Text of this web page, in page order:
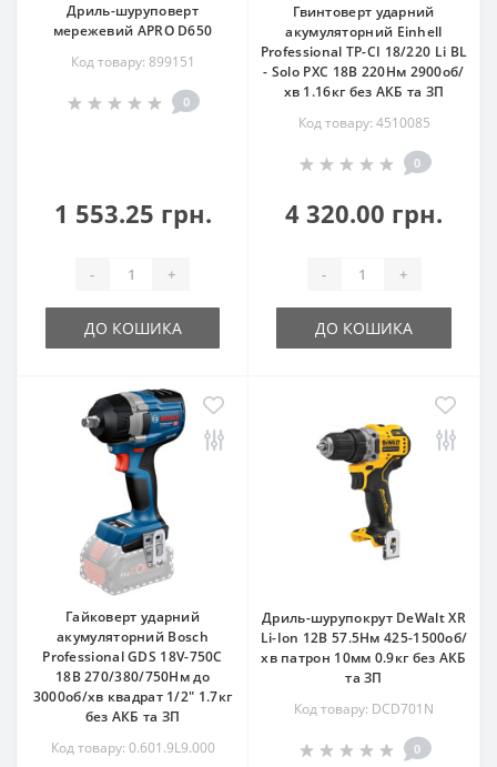
Дриль-шуруповерт
мережевий APRO D650
Код товару: 899151
0
1 553.25 грн.
- +
ДО КОШИКА
Гвинтоверт ударний
акумуляторний Einhell
Professional TP-CI 18/220 Li BL
- Solo PXC 18В 220Нм 2900об/
хв 1.16кг без АКБ та ЗП
Код товару: 4510085
0
4 320.00 грн.
- +
ДО КОШИКА
Гайковерт ударний
акумуляторний Bosch
Professional GDS 18V-750C
18В 270/380/750Нм до
3000об/хв квадрат 1/2" 1.7кг
без АКБ та ЗП
Код товару: 0.601.9L9.000
Дриль-шурупокрут DeWalt XR
Li-Ion 12В 57.5Нм 425-1500об/
хв патрон 10мм 0.9кг без АКБ
та ЗП
Код товару: DCD701N
0